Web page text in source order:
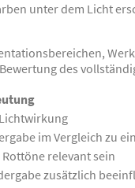
unter dem Licht
des
im Vergleich zu
relevant sein
zusätzlich